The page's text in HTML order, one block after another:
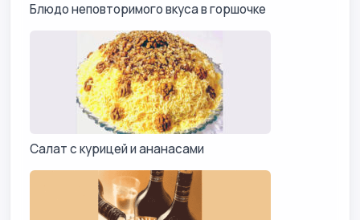
Блюдо неповторимого вкуса в горшочке
Салат с курицей и ананасами